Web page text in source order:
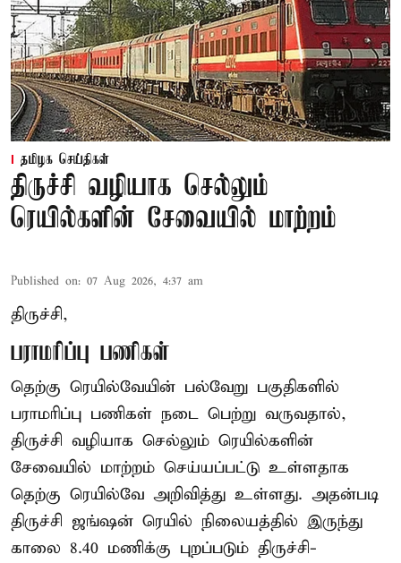
தமிழக செய்திகள்
திருச்சி வழியாக செல்லும்
ரெயில்களின் சேவையில் மாற்றம்
Published on: 07 Aug 2026, 4:37 am
திருச்சி,
பராமரிப்பு பணிகள்
தெற்கு ரெயில்வேயின் பல்வேறு பகுதிகளில்
பராமரிப்பு பணிகள் நடை பெற்று வருவதால்,
திருச்சி வழியாக செல்லும் ரெயில்களின்
சேவையில் மாற்றம் செய்யப்பட்டு உள்ளதாக
தெற்கு ரெயில்வே அறிவித்து உள்ளது. அதன்படி
திருச்சி ஜங்ஷன் ரெயில் நிலையத்தில் இருந்து
காலை 8.40 மணிக்கு புறப்படும் திருச்சி-